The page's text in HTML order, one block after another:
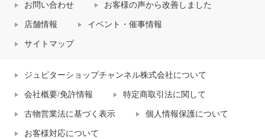
お問い合わせ お客様の声から改善しました
店舗情報 イベント・催事情報
サイトマップ
ジュピターショップチャンネル株式会社について
会社概要/免許情報 特定商取引法に関して
古物営業法に基づく表示 個人情報保護について
お客様対応について